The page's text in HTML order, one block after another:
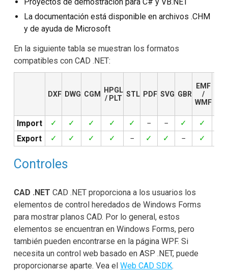
La documentación está disponible en archivos .CHM
y de ayuda de Microsoft
En la siguiente tabla se muestran los formatos
compatibles con CAD .NET:
DXF DWG CGM
HPGL
/ PLT STL PDF SVG GBR
EMF
/
WMF
Import ✓ ✓ ✓ ✓ ✓ − − ✓ ✓
Export ✓ ✓ ✓ ✓ − ✓ ✓ − ✓
Controles
CAD .NET CAD .NET proporciona a los usuarios los
elementos de control heredados de Windows Forms
para mostrar planos CAD. Por lo general, estos
elementos se encuentran en Windows Forms, pero
también pueden encontrarse en la página WPF. Si
necesita un control web basado en ASP .NET, puede
proporcionarse aparte. Vea elWeb CAD SDK.